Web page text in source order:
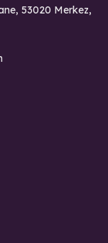
53020 Merkez,